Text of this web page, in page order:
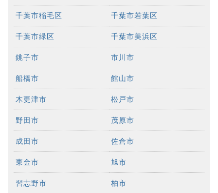
千葉市稲毛区 千葉市若葉区
千葉市緑区 千葉市美浜区
銚子市 市川市
船橋市 館山市
木更津市 松戸市
野田市 茂原市
成田市 佐倉市
東金市 旭市
習志野市 柏市